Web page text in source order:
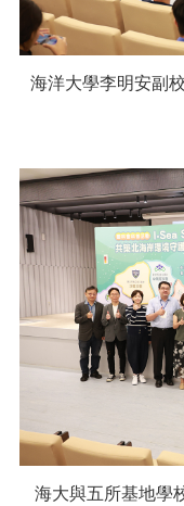
海洋大學李明安副
海大與五所基地學